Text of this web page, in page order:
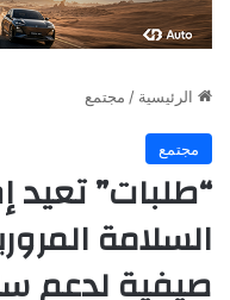
الرئيسية / مجتمع
مجتمع
“طلبات”
السلامة
صيفية لدعم